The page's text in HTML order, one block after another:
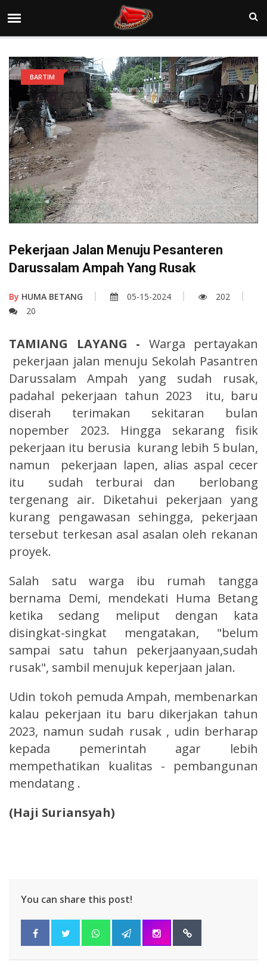
BARTIM
Pekerjaan Jalan Menuju Pesanteren
Darussalam Ampah Yang Rusak
By HUMA BETANG 05-15-2024
202
20
TAMIANG LAYANG - Warga pertayakan
pekerjaan jalan menuju Sekolah Pasantren
Darussalam Ampah yang sudah rusak,
padahal pekerjaan tahun 2023 itu, baru
diserah terimakan sekitaran bulan
nopember 2023. Hingga sekarang fisik
pekerjaan itu berusia kurang lebih 5 bulan,
namun pekerjaan lapen, alias aspal cecer
itu sudah terburai dan berlobang
tergenang air. Diketahui pekerjaan yang
kurang pengawasan sehingga, pekerjaan
tersebut terkesan asal asalan oleh rekanan
proyek.
Salah satu warga ibu rumah tangga
bernama Demi, mendekati Huma Betang
ketika sedang meliput dengan kata
disingkat-singkat mengatakan, "belum
sampai satu tahun pekerjaanyaan,sudah
rusak", sambil menujuk keperjaan jalan.
Udin tokoh pemuda Ampah, membenarkan
kalau pekerjaan itu baru dikerjakan tahun
2023, namun sudah rusak , udin berharap
kepada pemerintah agar lebih
mempethatikan kualitas - pembangunan
mendatang .
(Haji Suriansyah)
You can share this post!